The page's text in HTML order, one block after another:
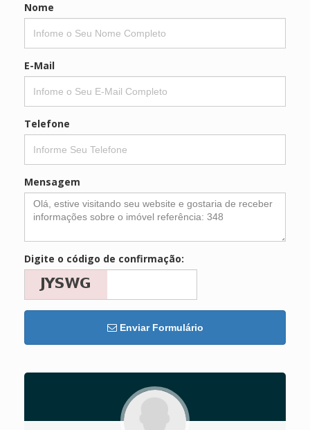
Nome
E-Mail
Telefone
Mensagem
Digite o código de confirmação:
Enviar Formulário